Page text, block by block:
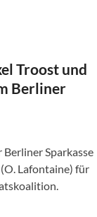
Troost und
Berliner
Sparkasse
Lafontaine) für